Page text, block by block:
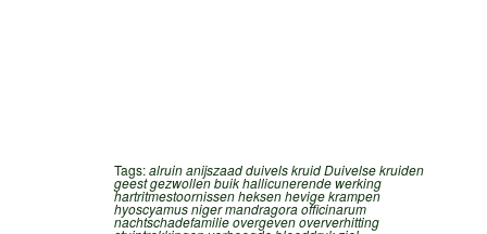
Tags:alruinanijszaadduivels kruidDuivelse kruiden
geestgezwollen buikhallicunerende werking
hartritmestoornissenheksenhevige krampen
hyoscyamus nigermandragora officinarum
nachtschadefamilieovergevenoververhitting